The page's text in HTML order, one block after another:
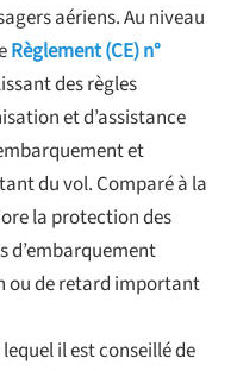
aériens. Au niveau
Règlement (CE) n°
des règles
et d’assistance
et
du vol. Comparé à la
la protection des
d’embarquement
ou de retard important
il est conseillé de